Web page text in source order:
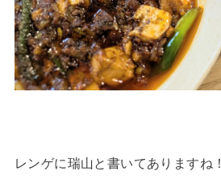
レンゲに瑞山と書いてありますね！